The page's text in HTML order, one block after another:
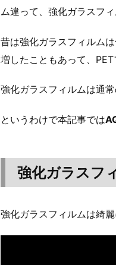
ム違って、強化ガラスフ
昔は強化ガラスフィルム
増したこともあって、
強化ガラスフィルムは通
というわけで本記事では
強化ガラスフ
強化ガラスフィルムは綺